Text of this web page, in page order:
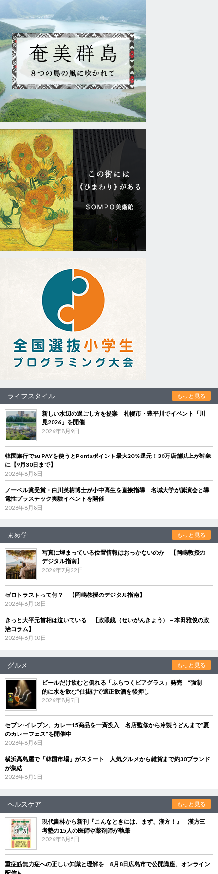
ライフスタイル もっと見る
新しい水辺の過ごし方を提案 札幌市・豊平川でイベント「川
見2026」を開催
2026年8月9日
韓国旅行でau PAYを使うとPontaポイント最大20％還元！30万店舗以上が対象
に【9月30日まで】
2026年8月8日
ノーベル賞受賞・白川英樹博士が小中高生を直接指導 名城大学が講演会と導
電性プラスチック実験イベントを開催
2026年8月8日
まめ学 もっと見る
写真に埋まっている位置情報はおっかないのか 【岡嶋教授の
デジタル指南】
2026年7月22日
ゼロトラストって何？ 【岡嶋教授のデジタル指南】
2026年6月18日
きっと大平元首相は泣いている 【政眼鏡（せいがんきょう）－本田雅俊の政
治コラム】
2026年6月10日
グルメ もっと見る
ビールだけ飲むと倒れる「ふらつくビアグラス」発売 “強制
的に水を飲む”仕掛けで適正飲酒を後押し
2026年8月7日
セブン‐イレブン、カレー15商品を一斉投入 名店監修から冷製うどんまで“夏
のカレーフェス”を開催中
2026年8月6日
横浜高島屋で「韓国市場」がスタート 人気グルメから雑貨まで約30ブランド
が集結
2026年8月5日
ヘルスケア もっと見る
現代書林から新刊『こんなときには、まず、漢方！』 漢方三
考塾の15人の医師や薬剤師が執筆
2026年8月5日
重症筋無力症への正しい知識と理解を 8月8日広島市で公開講座、オンライン